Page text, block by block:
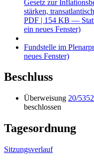
Gesetz zur
stärken,
PDF | 154 KB —
ein neues Fenster)
Fundstelle im
neues Fenster)
Beschluss
Überweisung 20/5352
beschlossen
Tagesordnung
Sitzungsverlauf